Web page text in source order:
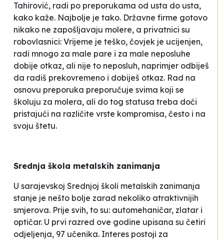
Tahirović, radi po preporukama od usta do usta,
kako kaže. Najbolje je tako. Državne firme gotovo
nikako ne zapošljavaju molere, a privatnici su
robovlasnici: Vrijeme je teško, čovjek je ucijenjen,
radi mnogo za male pare i za male neposluhe
dobije otkaz, ali nije to neposluh, naprimjer odbiješ
da radiš prekovremeno i dobiješ otkaz. Rad na
osnovu preporuka preporučuje svima koji se
školuju za molera, ali do tog statusa treba doći
pristajući na različite vrste kompromisa, često i na
svoju štetu.
Srednja škola metalskih zanimanja
U sarajevskoj Srednjoj školi metalskih zanimanja
stanje je nešto bolje zarad nekoliko atraktivnijih
smjerova. Prije svih, to su: automehaničar, zlatar i
optičar. U prvi razred ove godine upisana su četiri
odjeljenja, 97 učenika. Interes postoji za